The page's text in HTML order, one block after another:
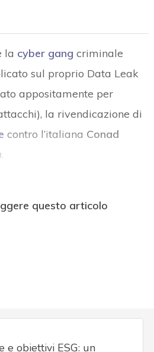
la cyber gang criminale
sul proprio Data Leak
appositamente per
la rivendicazione di
contro l’italiana Conad
.
questo articolo
e obiettivi ESG: un